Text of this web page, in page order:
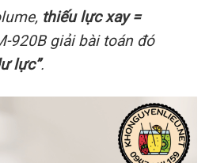
thiếu lực xay =
920B giải bài toán đó
lực”.